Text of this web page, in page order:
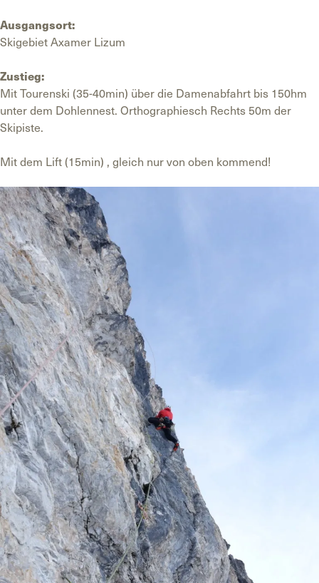
Ausgangsort:
Skigebiet Axamer Lizum
Zustieg:
Mit Tourenski (35-40min) über die Damenabfahrt bis 150hm
unter dem Dohlennest. Orthographiesch Rechts 50m der
Skipiste.
Mit dem Lift (15min) , gleich nur von oben kommend!